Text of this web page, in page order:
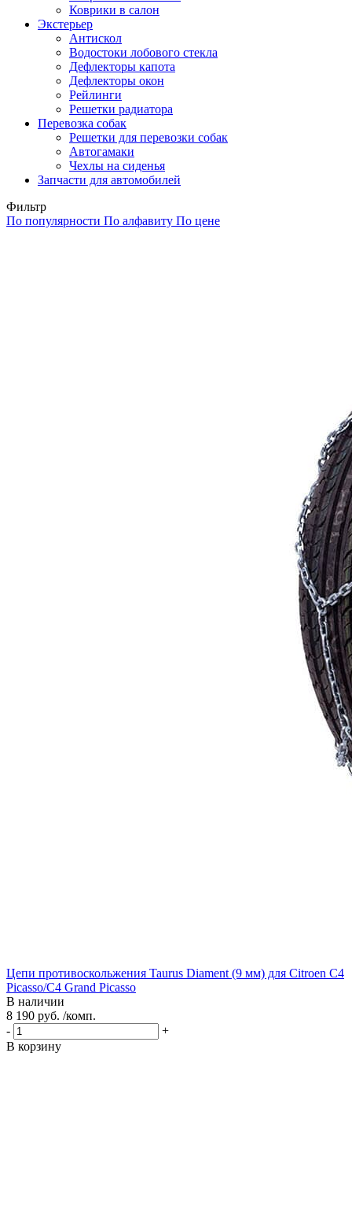
Коврики в салон
Экстерьер
Антискол
Водостоки лобового стекла
Дефлекторы капота
Дефлекторы окон
Рейлинги
Решетки радиатора
Перевозка собак
Решетки для перевозки собак
Автогамаки
Чехлы на сиденья
Запчасти для автомобилей
Фильтр
По популярности По алфавиту По цене
Цепи противоскольжения Taurus Diament (9 мм) для Citroen C4
Picasso/C4 Grand Picasso
В наличии
8 190 руб. /комп.
-
+
В корзину